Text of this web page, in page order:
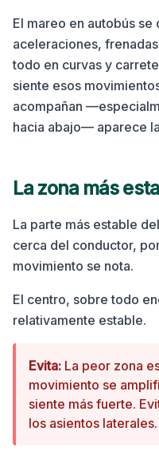
El mareo en autobús
aceleraciones,
todo en curvas y
siente esos
acompañan
hacia abajo— aparece
La zona más
La parte más estable
cerca del conductor,
movimiento se nota.
El centro, sobre todo
relativamente estable.
Evita: La peor zona
movimiento se
siente más fuerte.
los asientos laterales.